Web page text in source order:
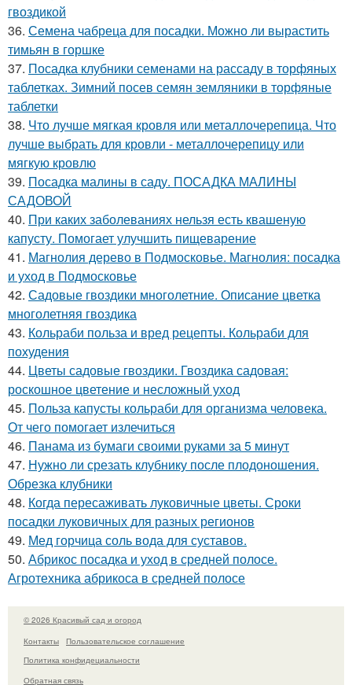
гвоздикой
36. Семена чабреца для посадки. Можно ли вырастить
тимьян в горшке
37. Посадка клубники семенами на рассаду в торфяных
таблетках. Зимний посев семян земляники в торфяные
таблетки
38. Что лучше мягкая кровля или металлочерепица. Что
лучше выбрать для кровли - металлочерепицу или
мягкую кровлю
39. Посадка малины в саду. ПОСАДКА МАЛИНЫ
САДОВОЙ
40. При каких заболеваниях нельзя есть квашеную
капусту. Помогает улучшить пищеварение
41. Магнолия дерево в Подмосковье. Магнолия: посадка
и уход в Подмосковье
42. Садовые гвоздики многолетние. Описание цветка
многолетняя гвоздика
43. Кольраби польза и вред рецепты. Кольраби для
похудения
44. Цветы садовые гвоздики. Гвоздика садовая:
роскошное цветение и несложный уход
45. Польза капусты кольраби для организма человека.
От чего помогает излечиться
46. Панама из бумаги своими руками за 5 минут
47. Нужно ли срезать клубнику после плодоношения.
Обрезка клубники
48. Когда пересаживать луковичные цветы. Сроки
посадки луковичных для разных регионов
49. Мед горчица соль вода для суставов.
50. Абрикос посадка и уход в средней полосе.
Агротехника абрикоса в средней полосе
© 2026 Красивый сад и огород
Контакты
Пользовательское соглашение
Политика конфидециальности
Обратная связь